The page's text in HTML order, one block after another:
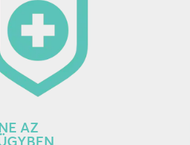
AZ